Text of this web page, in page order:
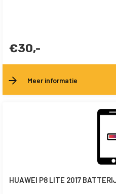
€30,-
Meer informatie
HUAWEI P8 LITE 2017